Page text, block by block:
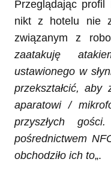
Przeglądając profil
nikt z hotelu nie
związanym z
zaatakuję
ustawionego w
przekształcić, aby
aparatowi /
przyszłych
pośrednictwem
obchodziło ich to„.